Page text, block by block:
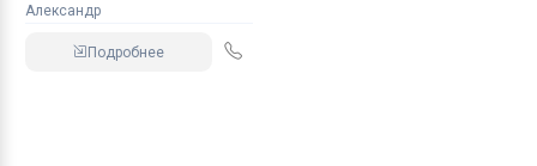
Александр
Подробнее